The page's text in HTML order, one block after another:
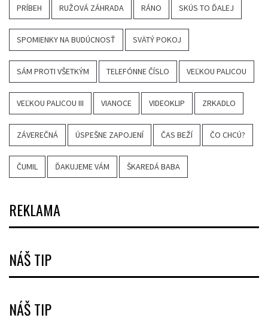
PRÍBEH RUŽOVÁ ZÁHRADA RÁNO SKÚS TO ĎALEJ
SPOMIENKY NA BUDÚCNOSŤ SVÄTÝ POKOJ
SÁM PROTI VŠETKÝM TELEFÓNNE ČÍSLO VEĽKOU PALICOU
VEĽKOU PALICOU III VIANOCE VIDEOKLIP ZRKADLO
ZÁVEREČNÁ ÚSPEŠNE ZAPOJENÍ ČAS BEŽÍ ČO CHCÚ?
ČUMIL ĎAKUJEME VÁM ŠKAREDÁ BABA
REKLAMA
NÁŠ TIP
NÁŠ TIP